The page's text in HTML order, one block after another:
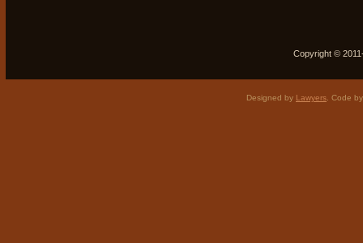
Copyright ©
Designed by Lawyers . Code